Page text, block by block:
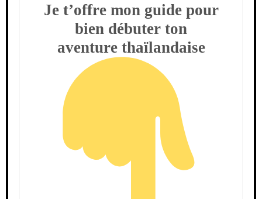
Je t’offre mon guide pour
bien débuter ton
aventure thaïlandaise